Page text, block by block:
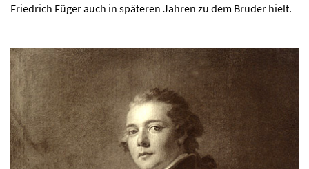
Friedrich Füger auch in späteren Jahren zu dem Bruder hielt.